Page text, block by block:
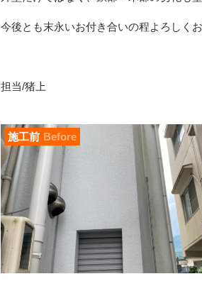
今後とも末永いお付き合いの程よろしくお
担当/猪上
施工前 Before